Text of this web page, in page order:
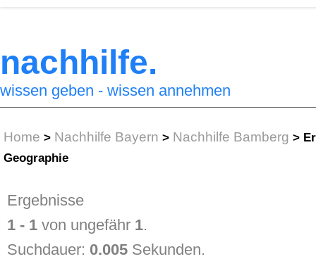
nachhilfe.
wissen geben - wissen annehmen
Home > Nachhilfe Bayern > Nachhilfe Bamberg >
Geographie
Ergebnisse
1 - 1 von ungefähr 1.
Suchdauer: 0.005 Sekunden.